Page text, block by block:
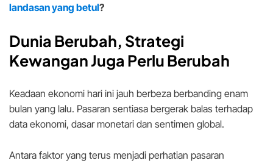
landasan yang betul?
Dunia Berubah, Strategi
Kewangan Juga Perlu Berubah
Keadaan ekonomi hari ini jauh berbeza berbanding enam
bulan yang lalu. Pasaran sentiasa bergerak balas terhadap
data ekonomi, dasar monetari dan sentimen global.
Antara faktor yang terus menjadi perhatian pasaran